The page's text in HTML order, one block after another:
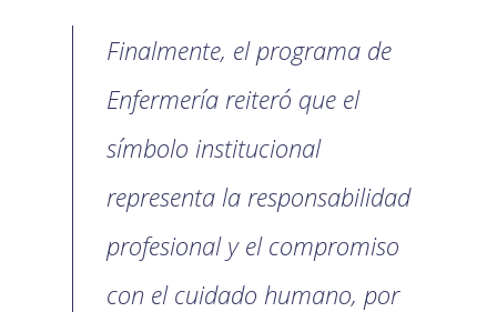
Finalmente, el programa de
Enfermería reiteró que el
símbolo institucional
representa la responsabilidad
profesional y el compromiso
con el cuidado humano, por